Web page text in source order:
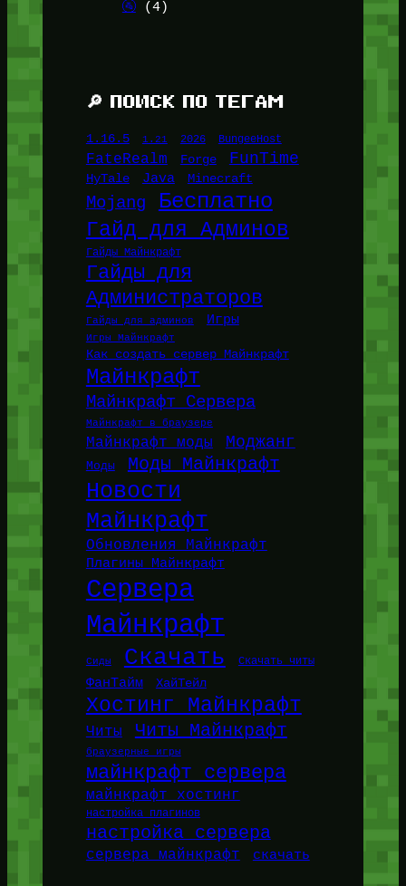
🚰(4)
🔎 ПОИСК ПО ТЕГАМ
1.16.5 1.21 2026 BungeeHost
FateRealm Forge FunTime
HyTale Java Minecraft
Mojang Бесплатно
Гайд для Админов
Гайды Майнкрафт
Гайды для
Администраторов
Гайды для админов Игры
Игры Майнкрафт
Как создать сервер Майнкрафт
Майнкрафт
Майнкрафт Сервера
Майнкрафт в браузере
Майнкрафт моды Моджанг
Моды Моды Майнкрафт
Новости
Майнкрафт
Обновления Майнкрафт
Плагины Майнкрафт
Сервера
Майнкрафт
Сиды Скачать Скачать читы
ФанТайм ХайТейл
Хостинг Майнкрафт
Читы Читы Майнкрафт
браузерные игры
майнкрафт сервера
майнкрафт хостинг
настройка плагинов
настройка сервера
сервера майнкрафт скачать